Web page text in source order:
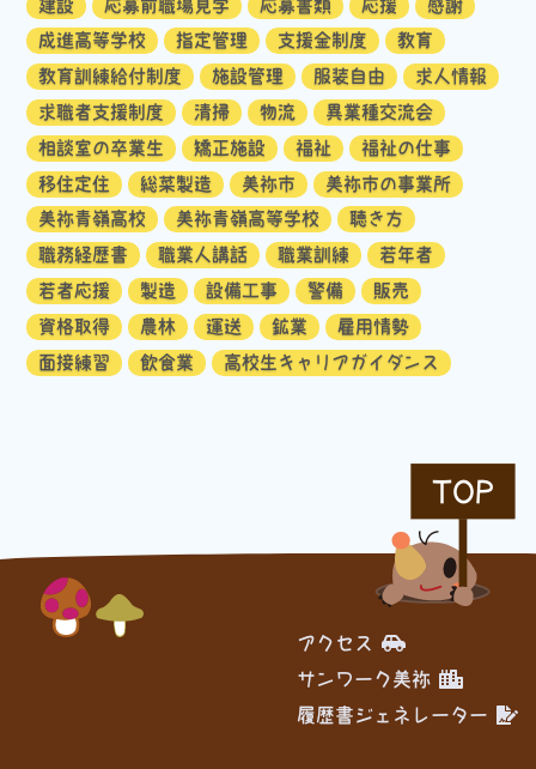
建設
応募前職場見学 応募書類 応援
感謝
成進高等学校
指定管理 支援金制度
教育
教育訓練給付制度
施設管理 服装自由
求人情報
求職者支援制度
清掃 物流
異業種交流会
相談室の卒業生
矯正施設 福祉
福祉の仕事
移住定住
総菜製造 美祢市
美祢市の事業所
美祢青嶺高校
美祢青嶺高等学校
聴き方
職務経歴書
職業人講話 職業訓練
若年者
若者応援
製造 設備工事 警備
販売
資格取得
農林 運送 鉱業
雇用情勢
面接練習
飲食業 高校生キャリアガイダンス
TOP
アクセス
サンワーク美祢
履歴書ジェネレーター